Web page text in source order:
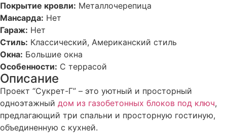
Покрытие кровли: Металлочерепица
Мансарда: Нет
Гараж: Нет
Стиль: Классический, Американский стиль
Окна: Большие окна
Особенности: С террасой
Описание
Проект “Сукрет-Г” – это уютный и просторный
одноэтажный дом из газобетонных блоков под ключ,
предлагающий три спальни и просторную гостиную,
объединенную с кухней.